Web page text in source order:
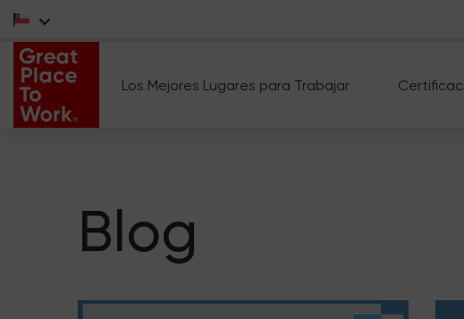
Los Mejores Lugares para Trabajar
Blog